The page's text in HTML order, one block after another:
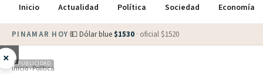
Inicio Actualidad Política Sociedad Economía
PINAMAR HOY·💵 Dólar blue $1530 · oficial $1520
× PUBLICIDAD
Inicio›Política